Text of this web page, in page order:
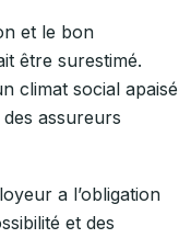
et le bon
être surestimé.
climat social apaisé
assureurs
a l’obligation
et des